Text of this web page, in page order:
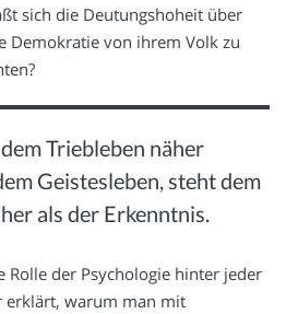
sich die Deutungshoheit über
Demokratie von ihrem Volk zu
Triebleben näher
Geistesleben, steht dem
als der Erkenntnis.
Rolle der Psychologie hinter jeder
erklärt, warum man mit